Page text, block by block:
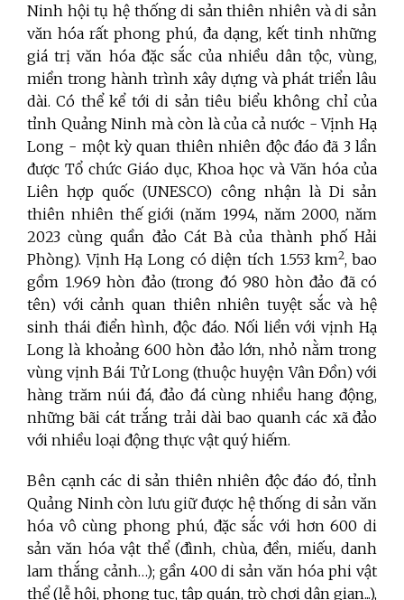
Ninh hội tụ hệ thống di sản thiên nhiên và di sản
văn hóa rất phong phú, đa dạng, kết tinh những
giá trị văn hóa đặc sắc của nhiều dân tộc, vùng,
miền trong hành trình xây dựng và phát triển lâu
dài. Có thể kể tới di sản tiêu biểu không chỉ của
tỉnh Quảng Ninh mà còn là của cả nước - Vịnh Hạ
Long - mộtkỳ quan thiên nhiên độc đáo đã 3 lần
được Tổ chức Giáo dục, Khoa học và Văn hóa của
Liên hợp quốc (UNESCO) công nhận là Di sản
thiên nhiên thế giới (năm 1994, năm 2000, năm
2023 cùng quần đảo Cát Bà của thành phố Hải
Phòng). Vịnh Hạ Long có diện tích 1.553 km2, bao
gồm 1.969 hòn đảo (trong đó 980 hòn đảo đã có
tên) với cảnh quan thiên nhiên tuyệt sắc và hệ
sinh thái điển hình, độc đáo. Nối liền với vịnh Hạ
Long là khoảng 600 hòn đảo lớn, nhỏ nằm trong
vùng vịnh Bái Tử Long (thuộc huyện Vân Đồn) với
hàng trăm núi đá, đảo đá cùng nhiều hang động,
những bãi cát trắng trải dài bao quanh các xã đảo
với nhiều loại động thực vật quý hiếm.
Bên cạnh các di sản thiên nhiên độc đáo đó, tỉnh
Quảng Ninh còn lưu giữ được hệ thống di sản văn
hóa vô cùng phong phú, đặc sắc với hơn 600 di
sản văn hóa vật thể (đình, chùa, đền, miếu, danh
lam thắng cảnh…); gần 400 di sản văn hóa phi vật
thể (lễ hội, phong tục, tập quán, trò chơi dân gian...),